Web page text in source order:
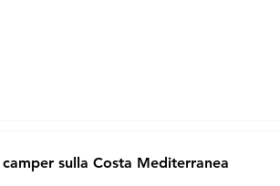
sulla Costa Mediterranea